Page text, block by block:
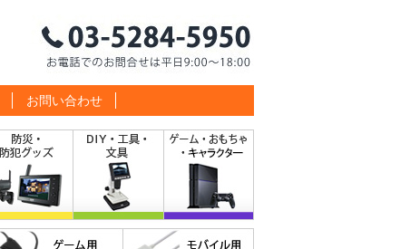
お問い合わせ